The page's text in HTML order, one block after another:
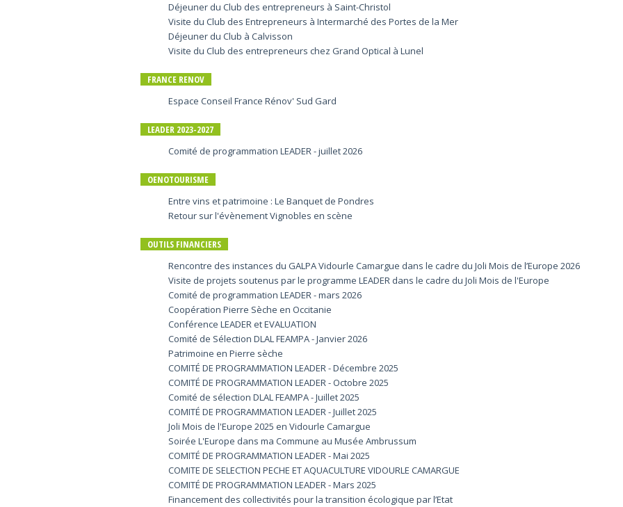
Déjeuner du Club des entrepreneurs à Saint-Christol
Visite du Club des Entrepreneurs à Intermarché des Portes de la Mer
Déjeuner du Club à Calvisson
Visite du Club des entrepreneurs chez Grand Optical à Lunel
FRANCE RENOV
Espace Conseil France Rénov' Sud Gard
LEADER 2023-2027
Comité de programmation LEADER - juillet 2026
OENOTOURISME
Entre vins et patrimoine : Le Banquet de Pondres
Retour sur l'évènement Vignobles en scène
OUTILS FINANCIERS
Rencontre des instances du GALPA Vidourle Camargue dans le cadre du Joli Mois de l’Europe 2026
Visite de projets soutenus par le programme LEADER dans le cadre du Joli Mois de l'Europe
Comité de programmation LEADER - mars 2026
Coopération Pierre Sèche en Occitanie
Conférence LEADER et EVALUATION
Comité de Sélection DLAL FEAMPA - Janvier 2026
Patrimoine en Pierre sèche
COMITÉ DE PROGRAMMATION LEADER - Décembre 2025
COMITÉ DE PROGRAMMATION LEADER - Octobre 2025
Comité de sélection DLAL FEAMPA - Juillet 2025
COMITÉ DE PROGRAMMATION LEADER - Juillet 2025
Joli Mois de l'Europe 2025 en Vidourle Camargue
Soirée L'Europe dans ma Commune au Musée Ambrussum
COMITÉ DE PROGRAMMATION LEADER - Mai 2025
COMITE DE SELECTION PECHE ET AQUACULTURE VIDOURLE CAMARGUE
COMITÉ DE PROGRAMMATION LEADER - Mars 2025
Financement des collectivités pour la transition écologique par l’Etat